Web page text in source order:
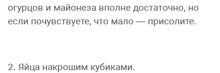
огурцов и майонеза вполне достаточно, но
если почувствуете, что мало — присолите.
2. Яйца накрошим кубиками.